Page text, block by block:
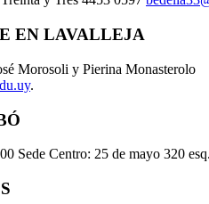
EN LAVALLEJA
Morosoli y Pierina Monasterolo
.
Sede Centro: 25 de mayo 320